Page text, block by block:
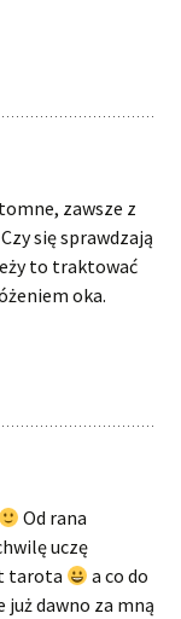
zawsze z
się sprawdzają
to traktować
oka.
Od rana
uczę
tarota
a co do
dawno za mną